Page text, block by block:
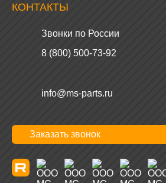
КОНТАКТЫ
Звонки по России
8 (800) 500-73-92
info@ms-parts.ru
Заказать звонок